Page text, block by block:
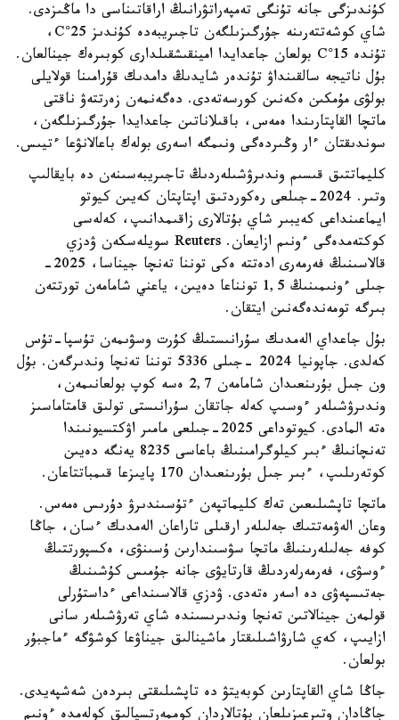
كۇندىزگى جانە تۇنگى تەمپەراتۋرانىڭ اراقاتىناسى دا ماڭىزدى.
شاي كوشەتتەرىنە جۇرگىزىلگەن تاجىريبەدە كۇندىز 25°C،
تۇندە 15°C بولعان جاعدايدا امينقىشقىلدارى كوبىرەك جينالعان.
بۇل ناتيجە سالقىنداۋ تۇندەر شايدىڭ دامدىك قۇرامىنا قولايلى
بولۋى مۇمكىن ەكەنىن كورسەتەدى. دەگەنمەن زەرتتەۋ ناقتى
ماتچا القاپتارىندا ەمەس، باقىلاناتىن جاعدايدا جۇرگىزىلگەن،
سوندىقتان ءار وڭىردەگى ونىمگە اسەرى بولەك باعالانۋعا ءتيىس.
كليماتتىق قىسىم وندىرۋشىلەردىڭ تاجىريبەسىنەن دە بايقالىپ
وتىر. 2024-جىلعى رەكوردتىق اپتاپتان كەيىن كيوتو
ايماعىنداعى كەيبىر شاي بۇتالارى زاقىمدانىپ، كەلەسى
كوكتەمدەگى ءونىم ازايعان. Reuters سويلەسكەن ۋدزي
قالاسىنىڭ فەرمەرى ادەتتە ەكى توننا تەنچا جيناسا، 2025-
جىلى ءونىمىنىڭ 1,5 تونناعا دەيىن، ياعني شامامەن تورتتەن
بىرگە تومەندەگەنىن ايتقان.
بۇل جاعداي الەمدىك سۇرانىستىڭ كۇرت وسۋىمەن تۇسپا-تۇس
كەلدى. جاپونيا 2024 -جىلى 5336 توننا تەنچا وندىرگەن. بۇل
ون جىل بۇرىنعىدان شامامەن 2,7 ەسە كوپ بولعانىمەن،
وندىرۋشىلەر ءوسىپ كەلە جاتقان سۇرانىستى تولىق قامتاماسىز
ەتە المادى. كيوتوداعى 2025-جىلعى مامىر اۋكتسيونىندا
تەنچانىڭ ءبىر كيلوگرامىنىڭ باعاسى 8235 يەنگە دەيىن
كوتەرىلىپ، ءبىر جىل بۇرىنعىدان 170 پايىزعا قىمباتتاعان.
ماتچا تاپشىلىعىن تەك كليماتپەن ءتۇسىندىرۋ دۇرىس ەمەس.
وعان الەۋمەتتىك جەلىلەر ارقىلى تاراعان الەمدىك ءسان، جاڭا
كوفە جەلىلەرىنىڭ ماتچا سۋسىندارىن ۇسىنۋى، ەكسپورتتىڭ
ءوسۋى، فەرمەرلەردىڭ قارتايۋى جانە جۇمىس كۇشىنىڭ
جەتىسپەۋى دە اسەر ەتەدى. ۋدزي قالاسىنداعى ءداستۇرلى
قولمەن جينالاتىن تەنچا وندىرىسىندە شاي تەرۋشىلەر سانى
ازايىپ، كەي شارۋاشىلىقتار ماشينالىق جيناۋعا كوشۋگە ءماجبۇر
بولعان.
جاڭا شاي القاپتارىن كوبەيتۋ دە تاپشىلىقتى بىردەن شەشپەيدى.
جاڭادان وتىرعىزىلعان بۇتالاردان كوممەرتسيالىق كولەمدە ءونىم